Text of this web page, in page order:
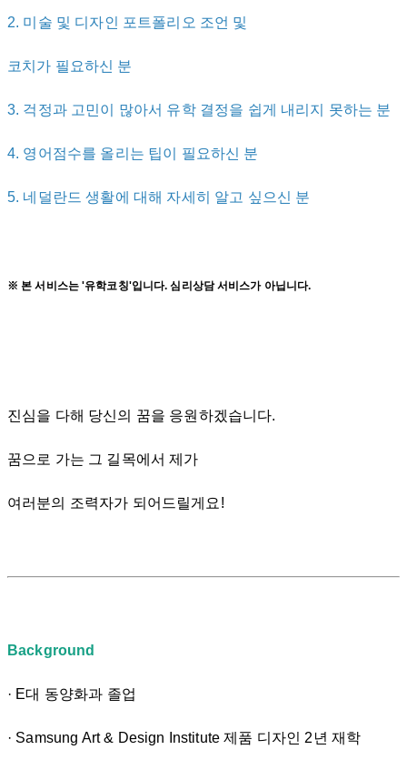
2. 미술 및 디자인 포트폴리오 조언 및
코치가 필요하신 분
3. 걱정과 고민이 많아서 유학 결정을 쉽게 내리지 못하는 분
4. 영어점수를 올리는 팁이 필요하신 분
5. 네덜란드 생활에 대해 자세히 알고 싶으신 분
※ 본 서비스는 '유학코칭'입니다. 심리상담 서비스가 아닙니다.
진심을 다해 당신의 꿈을 응원하겠습니다.
꿈으로 가는 그 길목에서 제가
여러분의 조력자가 되어드릴게요!
Background
· E대 동양화과 졸업
· Samsung Art & Design Institute 제품 디자인 2년 재학